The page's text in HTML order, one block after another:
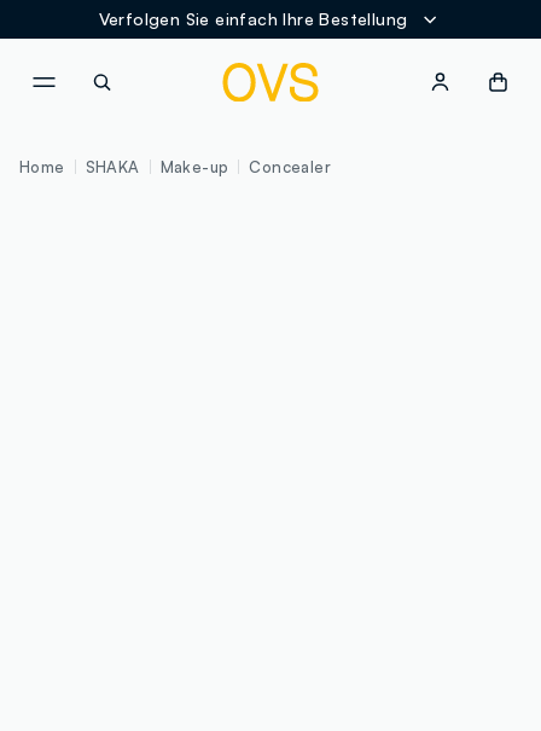
Verfolgen Sie einfach Ihre Bestellung
Home SHAKA Make-up Concealer